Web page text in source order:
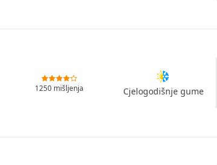
1250 mišljenja Cjelogodišnje gume